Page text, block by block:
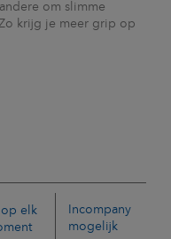
om slimme
krijg je meer grip op
op elk
Incompany
mogelijk